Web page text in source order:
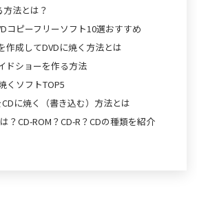
方法とは？
コピーフリーソフト10選おすすめ
作成してDVDに焼く方法とは
ドショーを作る方法
くソフトTOP5
に焼く（書き込む）方法とは
？CD-ROM？CD-R？CDの種類を紹介